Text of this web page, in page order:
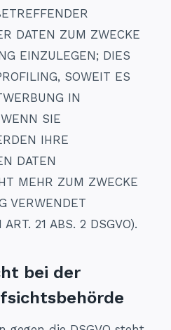
DATEN ZUM ZWECKE
EINZULEGEN; DIES
SOWEIT ES
IN
SIE
IHRE
DATEN
MEHR ZUM ZWECKE
VERWENDET
21 ABS. 2 DSGVO).
bei der